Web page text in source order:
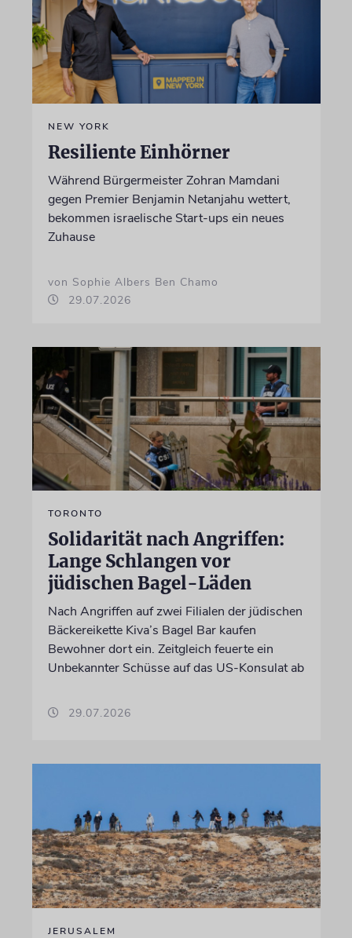
NEW YORK
Resiliente Einhörner
Während Bürgermeister Zohran Mamdani
gegen Premier Benjamin Netanjahu wettert,
bekommen israelische Start-ups ein neues
Zuhause
von Sophie Albers Ben Chamo
29.07.2026
TORONTO
Solidarität nach Angriffen:
Lange Schlangen vor
jüdischen Bagel-Läden
Nach Angriffen auf zwei Filialen der jüdischen
Bäckereikette Kiva’s Bagel Bar kaufen
Bewohner dort ein. Zeitgleich feuerte ein
Unbekannter Schüsse auf das US-Konsulat ab
29.07.2026
JERUSALEM